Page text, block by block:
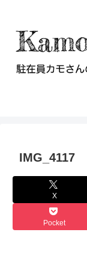
IMG_4117
X
Pocket